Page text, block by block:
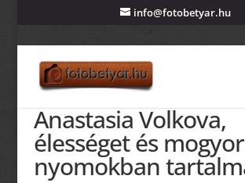
info@fotobetyar.hu
Anastasia Volkova,
élességet és
nyomokban